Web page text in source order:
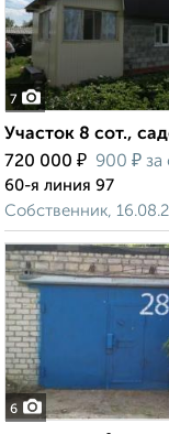
7
Участок 8 сот.,
720 000 ₽ 900 ₽ за
60-я линия 97
Собственник,
6